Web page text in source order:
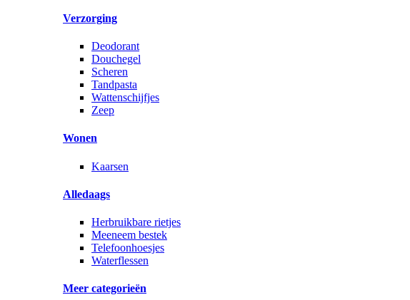
Verzorging
Deodorant
Douchegel
Scheren
Tandpasta
Wattenschijfjes
Zeep
Wonen
Kaarsen
Alledaags
Herbruikbare rietjes
Meeneem bestek
Telefoonhoesjes
Waterflessen
Meer categorieën